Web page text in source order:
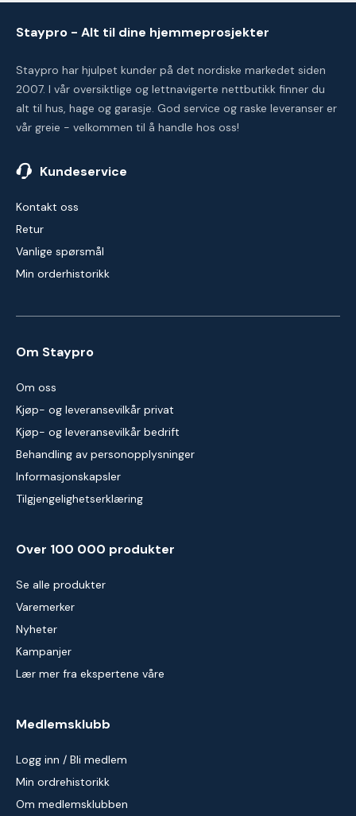
Staypro - Alt til dine hjemmeprosjekter
Staypro har hjulpet kunder på det nordiske markedet siden
2007. I vår oversiktlige og lettnavigerte nettbutikk finner du
alt til hus, hage og garasje. God service og raske leveranser er
vår greie - velkommen til å handle hos oss!
Kundeservice
Kontakt oss
Retur
Vanlige spørsmål
Min orderhistorikk
Om Staypro
Om oss
Kjøp- og leveransevilkår privat
Kjøp- og leveransevilkår bedrift
Behandling av personopplysninger
Informasjonskapsler
Tilgjengelighetserklæring
Over 100 000 produkter
Se alle produkter
Varemerker
Nyheter
Kampanjer
Lær mer fra ekspertene våre
Medlemsklubb
Logg inn / Bli medlem
Min ordrehistorikk
Om medlemsklubben